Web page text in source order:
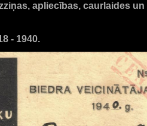
apliecības, caurlaides
- 1940.